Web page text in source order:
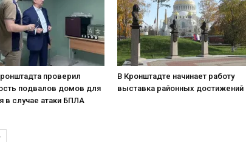
проверил
подвалов домов для
в случае атаки БПЛА
В Кронштадте начинает работу
выставка районных достижений